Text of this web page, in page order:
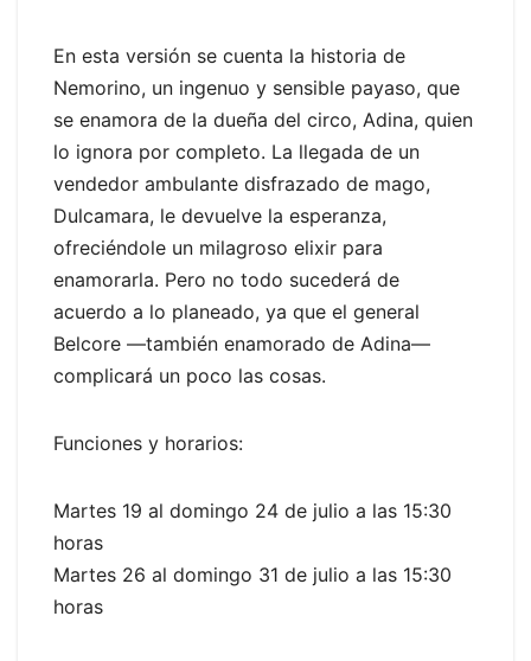
En esta versión se cuenta la historia de
Nemorino, un ingenuo y sensible payaso, que
se enamora de la dueña del circo, Adina, quien
lo ignora por completo. La llegada de un
vendedor ambulante disfrazado de mago,
Dulcamara, le devuelve la esperanza,
ofreciéndole un milagroso elixir para
enamorarla. Pero no todo sucederá de
acuerdo a lo planeado, ya que el general
Belcore —también enamorado de Adina—
complicará un poco las cosas.
Funciones y horarios:
Martes 19 al domingo 24 de julio a las 15:30
horas
Martes 26 al domingo 31 de julio a las 15:30
horas